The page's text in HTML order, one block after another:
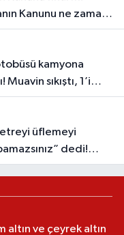
Kanunu ne zaman
tarihi belli oldu
sıkıştı, 1’i
dedi!
oldu
altın ve çeyrek altın